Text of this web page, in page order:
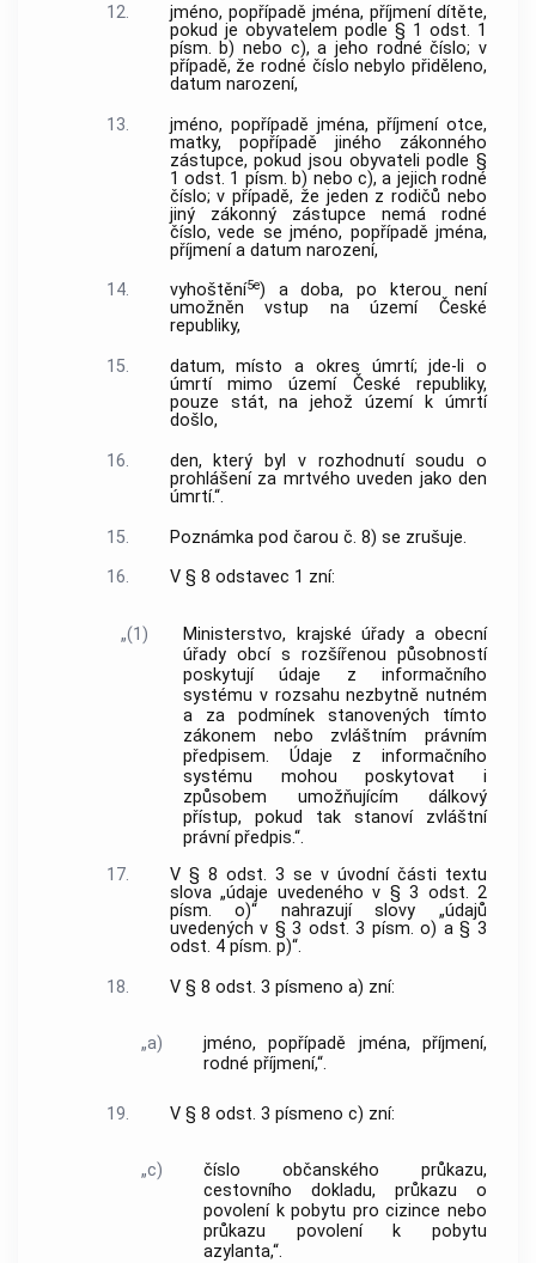
12.
jméno, popřípadě jména, příjmení dítěte,
pokud je obyvatelem podle § 1 odst. 1
písm. b) nebo c), a jeho rodné číslo; v
případě, že rodné číslo nebylo přiděleno,
datum narození,
13.
jméno, popřípadě jména, příjmení otce,
matky, popřípadě jiného zákonného
zástupce, pokud jsou obyvateli podle §
1 odst. 1 písm. b) nebo c), a jejich rodné
číslo; v případě, že jeden z rodičů nebo
jiný zákonný zástupce nemá rodné
číslo, vede se jméno, popřípadě jména,
příjmení a datum narození,
14.
vyhoštění5e) a doba, po kterou není
umožněn vstup na území České
republiky,
15.
datum, místo a okres úmrtí; jde-li o
úmrtí mimo území České republiky,
pouze stát, na jehož území k úmrtí
došlo,
16.
den, který byl v rozhodnutí soudu o
prohlášení za mrtvého uveden jako den
úmrtí.“.
15.
Poznámka pod čarou č. 8) se zrušuje.
16.
V § 8 odstavec 1 zní:
„(1)
Ministerstvo, krajské úřady a obecní
úřady obcí s rozšířenou působností
poskytují údaje z informačního
systému v rozsahu nezbytně nutném
a za podmínek stanovených tímto
zákonem nebo zvláštním právním
předpisem. Údaje z informačního
systému mohou poskytovat i
způsobem umožňujícím dálkový
přístup, pokud tak stanoví zvláštní
právní předpis.“.
17.
V § 8 odst. 3 se v úvodní části textu
slova „údaje uvedeného v § 3 odst. 2
písm. o)“ nahrazují slovy „údajů
uvedených v § 3 odst. 3 písm. o) a § 3
odst. 4 písm. p)“.
18.
V § 8 odst. 3 písmeno a) zní:
„a)
jméno, popřípadě jména, příjmení,
rodné příjmení,“.
19. V § 8 odst. 3 písmeno c) zní:
„c)
číslo občanského průkazu,
cestovního dokladu, průkazu o
povolení k pobytu pro cizince nebo
průkazu povolení k pobytu
azylanta,“.